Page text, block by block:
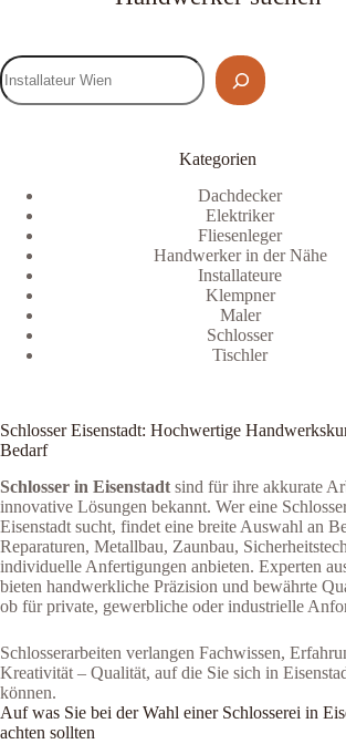
Schlosser Eisenstadt: Hochwertige
Bedarf
Schlosser in Eisenstadt sind für ihre akkurate
innovative Lösungen bekannt. Wer eine
Eisenstadt sucht, findet eine breite Auswahl an
Reparaturen, Metallbau, Zaunbau,
individuelle Anfertigungen anbieten. Experten
bieten handwerkliche Präzision und bewährte
ob für private, gewerbliche oder industrielle
Schlosserarbeiten verlangen Fachwissen,
Kreativität – Qualität, auf die Sie sich in
können.
Auf was Sie bei der Wahl einer Schlosserei in
achten sollten
Kategorien
Dachdecker
Elektriker
Fliesenleger
Handwerker in der Nähe
Installateure
Klempner
Maler
Schlosser
Tischler